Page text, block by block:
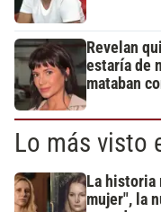
Revelan
estaría de
mataban
Lo más visto
La historia
mujer", la